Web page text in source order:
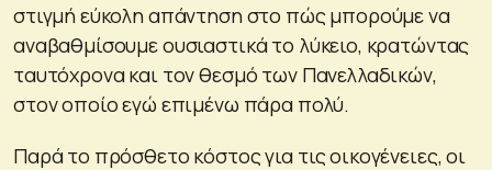
στιγμή εύκολη απάντηση στο πώς μπορούμε να
αναβαθμίσουμε ουσιαστικά το λύκειο, κρατώντας
ταυτόχρονα και τον θεσμό των Πανελλαδικών,
στον οποίο εγώ επιμένω πάρα πολύ.
Παρά το πρόσθετο κόστος για τις οικογένειες, οι